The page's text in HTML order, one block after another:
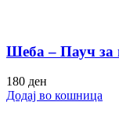
Шеба – Пауч за
180 ден
Додај во кошница